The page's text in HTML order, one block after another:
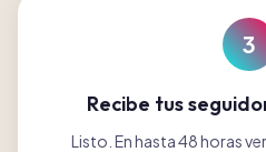
3
Recibe tus
Listo. En hasta 48 horas